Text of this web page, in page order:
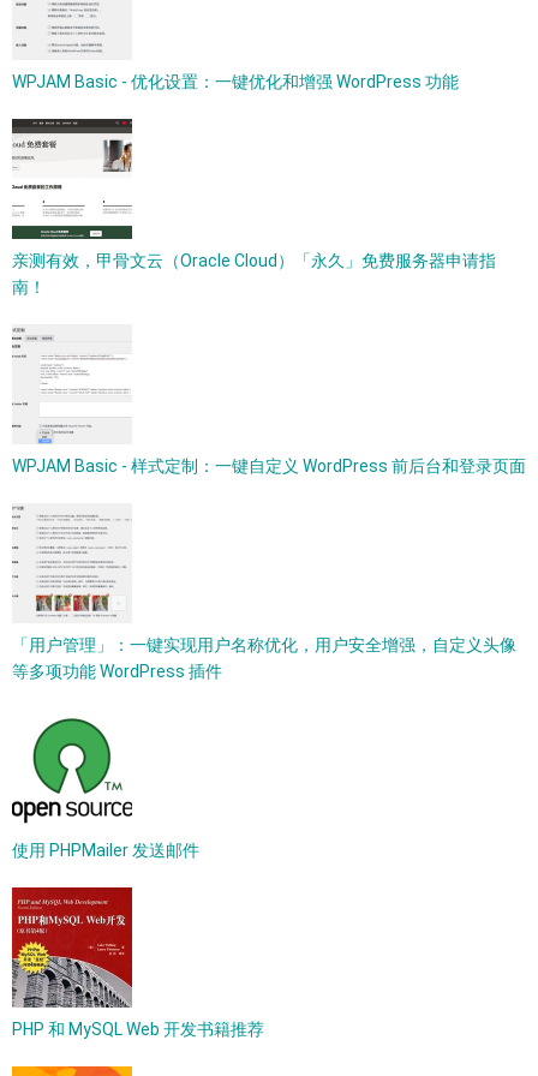
WPJAM Basic - 优化设置：一键优化和增强 WordPress 功能
亲测有效，甲骨文云（Oracle Cloud）「永久」免费服务器申请指
南！
WPJAM Basic - 样式定制：一键自定义 WordPress 前后台和登录页面
「用户管理」：一键实现用户名称优化，用户安全增强，自定义头像
等多项功能 WordPress 插件
使用 PHPMailer 发送邮件
PHP 和 MySQL Web 开发书籍推荐